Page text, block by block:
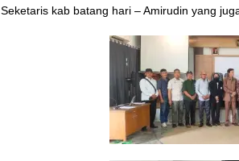
Seketaris kab batang hari – Amirudin yang